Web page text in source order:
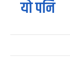
यो पनि